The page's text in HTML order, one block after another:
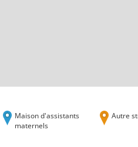
Maison d'assistants
maternels
Autre